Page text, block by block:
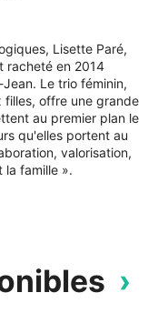
Lisette Paré,
racheté en 2014
Le trio féminin,
filles, offre une grande
au premier plan le
qu'elles portent au
valorisation,
la famille ».